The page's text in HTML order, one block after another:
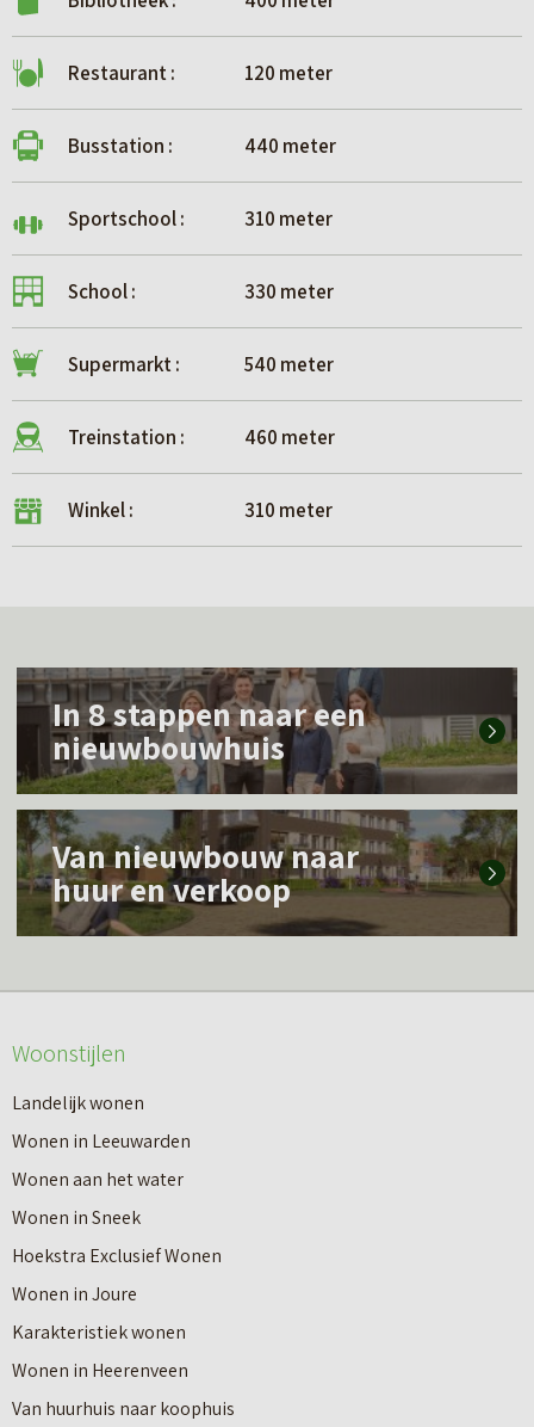
Restaurant : 120 meter
Busstation : 440 meter
Sportschool : 310 meter
School : 330 meter
Supermarkt : 540 meter
Treinstation : 460 meter
Winkel : 310 meter
L
s
m
e
o
e
r
I
n
8
s
t
a
p
p
In 8 stappen naar een
nieuwbouwhuis
L
e
s
e
o
v
e
r
V
a
n
n
Van nieuwbouw naar
huur en verkoop
Woonstijlen
Landelijk wonen
Wonen in Leeuwarden
Wonen aan het water
Wonen in Sneek
Hoekstra Exclusief Wonen
Wonen in Joure
Karakteristiek wonen
Wonen in Heerenveen
Van huurhuis naar koophuis